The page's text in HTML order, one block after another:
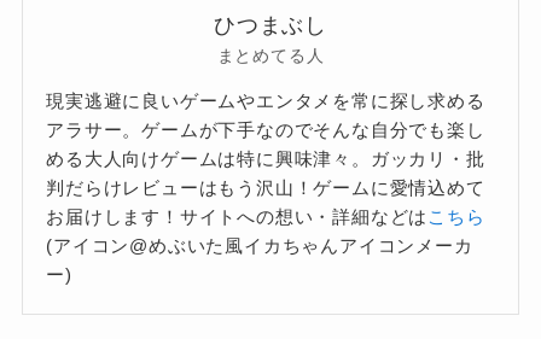
ひつまぶし
まとめてる人
現実逃避に良いゲームやエンタメを常に探し求める
アラサー。ゲームが下手なのでそんな自分でも楽し
める大人向けゲームは特に興味津々。ガッカリ・批
判だらけレビューはもう沢山！ゲームに愛情込めて
お届けします！サイトへの想い・詳細などは こちら
(アイコン@めぶいた風イカちゃんアイコンメーカ
ー)